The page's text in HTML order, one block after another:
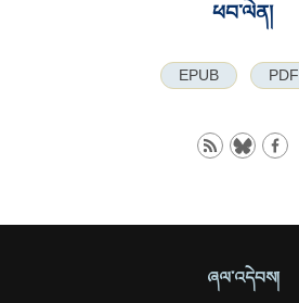
ཕབ་ལེན།
EPUB PDF
ཞལ་འདེབས།